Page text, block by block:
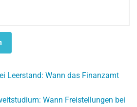
Leerstand: Wann das Finanzamt
Wann Freistellungen bei